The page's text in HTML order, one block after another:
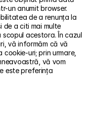
un anumit browser.
de a renunța la
de a citi mai multe
acestora. În cazul
vă informăm că vă
uri; prin urmare,
vă vom
este preferința